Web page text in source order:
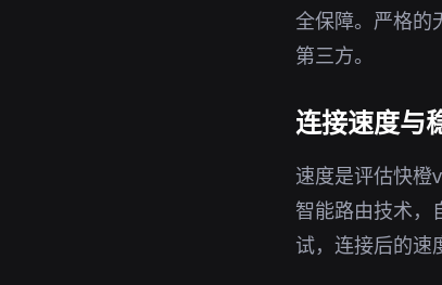
全保障。严格的
第三方。
连接速度与
速度是评估快橙
智能路由技术，
试，连接后的速